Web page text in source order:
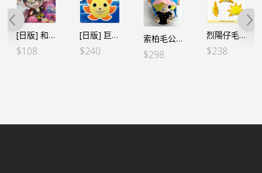
[日版] 和之國小公仔 – 基德
$108
[日版] 巨型毛公仔/抱枕 咕𠱸 烈陽號
$240
索柏毛公仔 – 新世界 山治造型 23CM
$298
烈陽仔毛公仔 抱枕 33X31CM
$238